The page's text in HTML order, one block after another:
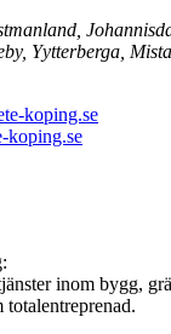
Yytterberga,
koping.se
koping.se
inom bygg,